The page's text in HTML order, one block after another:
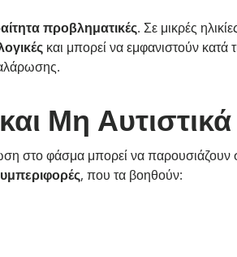
προβληματικές. Σε μικρές
και μπορεί να εμφανιστούν κατά
Μη
στο φάσμα μπορεί να παρουσιάζουν
, που τα βοηθούν: